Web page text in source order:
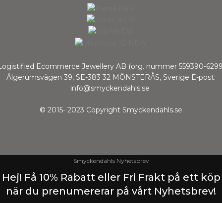
Ecommerce Jewellery AB (org. nummer 559390-
Älgerumsvägen 39, SE-383 32 MÖNSTERÅS, Sverige E-post:
info@smyckendahls.se
© 2015- 2023 Copyright Smyckendahls.se
Smyckendahls Nyhetsbrev
Hej! Få 10% Rabatt eller Fri Frakt på ett köp
när du prenumererar på vårt Nyhetsbrev!